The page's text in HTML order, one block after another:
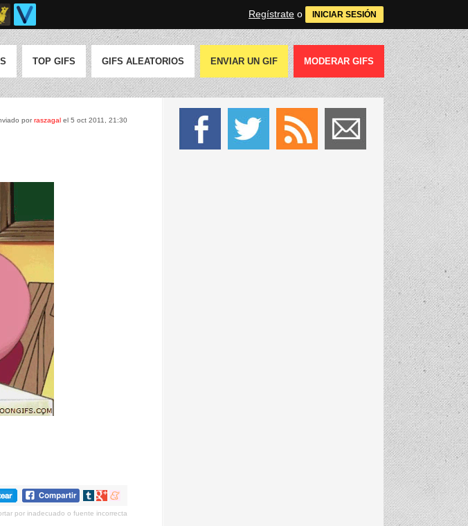
Regístrate o INICIAR SESIÓN
TOP GIFS GIFS ALEATORIOS ENVIAR UN GIF MODERAR GIFS
porraszagal el 5 oct 2011, 21:30
Compartir
tumblr
Compartir
Google+
Compartir
meneame
por inadecuado o fuente incorrecta